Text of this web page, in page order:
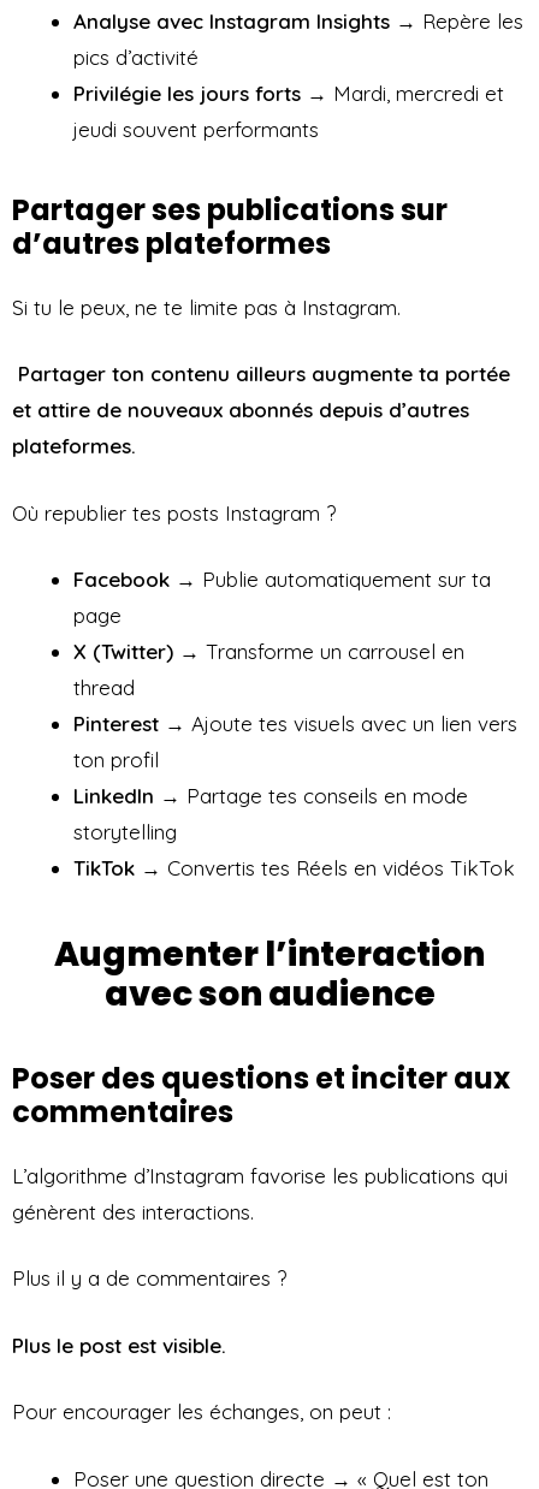
Analyse avec Instagram Insights → Repère les
pics d’activité
Privilégie les jours forts → Mardi, mercredi et
jeudi souvent performants
Partager ses publications sur
d’autres plateformes
Si tu le peux, ne te limite pas à Instagram.
Partager ton contenu ailleurs augmente ta portée
et attire de nouveaux abonnés depuis d’autres
plateformes.
Où republier tes posts Instagram ?
Facebook → Publie automatiquement sur ta
page
X (Twitter) → Transforme un carrousel en
thread
Pinterest → Ajoute tes visuels avec un lien vers
ton profil
LinkedIn → Partage tes conseils en mode
storytelling
TikTok → Convertis tes Réels en vidéos TikTok
Augmenter l’interaction
avec son audience
Poser des questions et inciter aux
commentaires
L’algorithme d’Instagram favorise les publications qui
génèrent des interactions.
Plus il y a de commentaires ?
Plus le post est visible.
Pour encourager les échanges, on peut :
Poser une question directe → « Quel est ton